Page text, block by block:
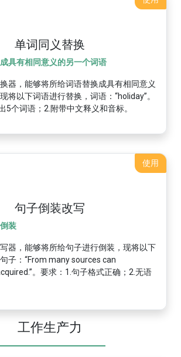
单词同义替换
具有相同意义的另一个词语
器，能够将所给词语替换成具有相同意义
将以下词语进行替换，词语：“holiday”。
5个词语；2.附带中文释义和音标。
使用
句子倒装改写
装
器，能够将所给句子进行倒装，现将以下
子：“From many sources can
。要求：1.句子格式正确；2.无语
工作生产力